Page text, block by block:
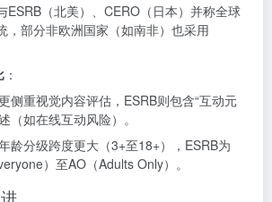
ESRB（北美）、CERO（日本）并称全球
，部分非欧洲国家（如南非）也采用
：
侧重视觉内容评估，ESRB则包含“互动元
（如在线互动风险）。
龄分级跨度更大（3+至18+），ESRB为
）至AO（Adults Only）。